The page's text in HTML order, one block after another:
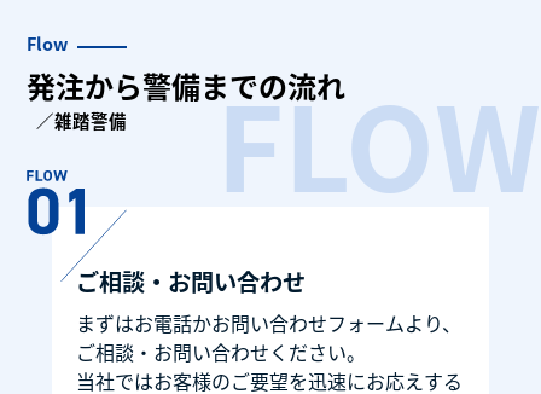
Flow
発注から警備までの流れ
／雑踏警備
ご相談・お問い合わせ
まずはお電話かお問い合わせフォームより、
ご相談・お問い合わせください。
当社ではお客様のご要望を迅速にお応えする